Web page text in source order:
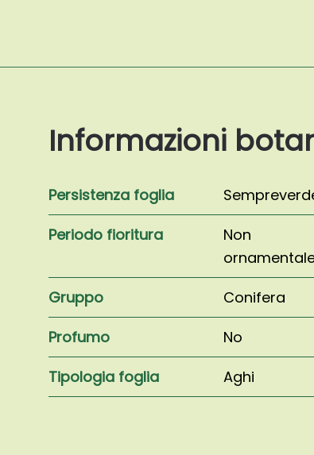
Informazioni
Persistenza foglia
Periodo fioritura
Non
Gruppo
Conifera
Profumo
No
Tipologia foglia
Aghi